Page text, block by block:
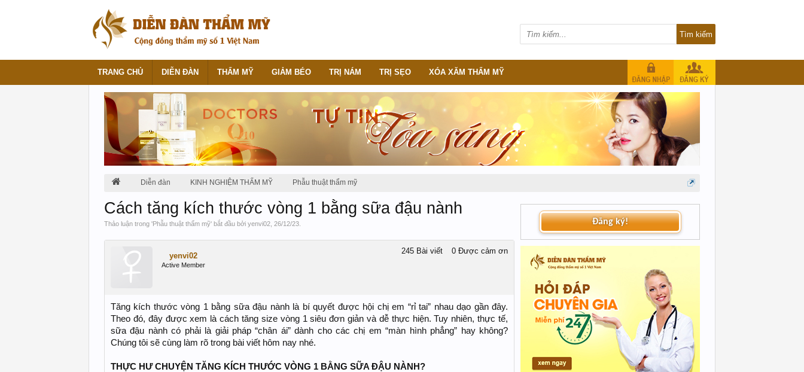
Diễn đàn KINH NGHIỆM THẨM MỸ Phẫu thuật thẩm mỹ
Cách tăng kích thước vòng 1 bằng sữa đậu nành
Thảo luận trong 'Phẫu thuật thẩm mỹ' bắt đầu bởi yenvi02 26/12/23
yenvi02
Active Member
245 Bài viết 0 Được cảm ơn
Tăng kích thước vòng 1 bằng sữa đậu nành là bí quyết được hội chị em “rỉ tai” nhau dạo gần đây.
Theo đó, đây được xem là cách tăng size vòng 1 siêu đơn giản và dễ thực hiện. Tuy nhiên, thực tế,
sữa đậu nành có phải là giải pháp “chân ái” dành cho các chị em “màn hình phẳng” hay không?
Chúng tôi sẽ cùng làm rõ trong bài viết hôm nay nhé.
THỰC HƯ CHUYỆN TĂNG KÍCH THƯỚC VÒNG 1 BẰNG SỮA ĐẬU NÀNH?
Đăng ký!
TRANG CHỦ DIỄN ĐÀN THẨM MỸ GIẢM BÉO TRỊ NÁM TRỊ SẸO XÓA XĂM THẨM MỸ